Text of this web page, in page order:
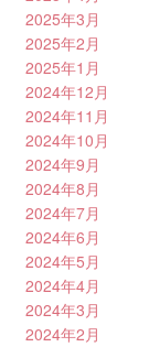
2025年3月
2025年2月
2025年1月
2024年12月
2024年11月
2024年10月
2024年9月
2024年8月
2024年7月
2024年6月
2024年5月
2024年4月
2024年3月
2024年2月